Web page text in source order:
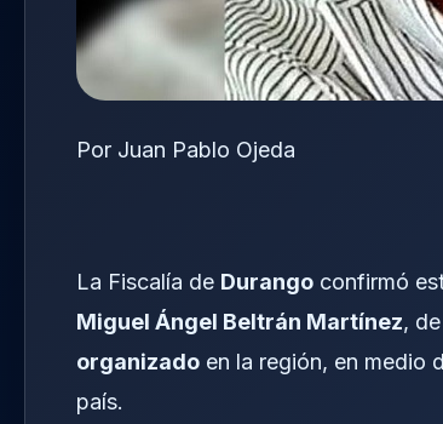
Por Juan Pablo Ojeda
La Fiscalía de Durango confirmó
Miguel Ángel Beltrán Martínez,
organizado en la región, en medio
país.